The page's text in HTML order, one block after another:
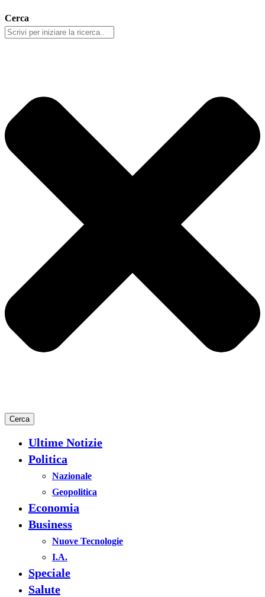
Cerca
Cerca
Ultime Notizie
Politica
Nazionale
Geopolitica
Economia
Business
Nuove Tecnologie
I.A.
Speciale
Salute